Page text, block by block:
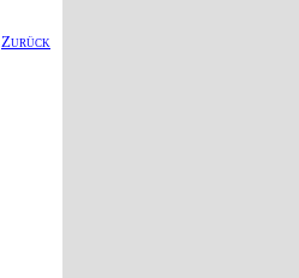
Zurück